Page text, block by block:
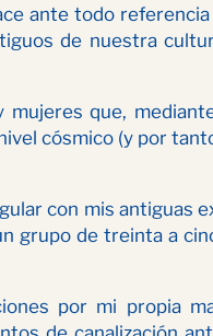
ante todo
de nuestra
que,
cósmico (y por
con mis
grupo de treinta a
por mi propia